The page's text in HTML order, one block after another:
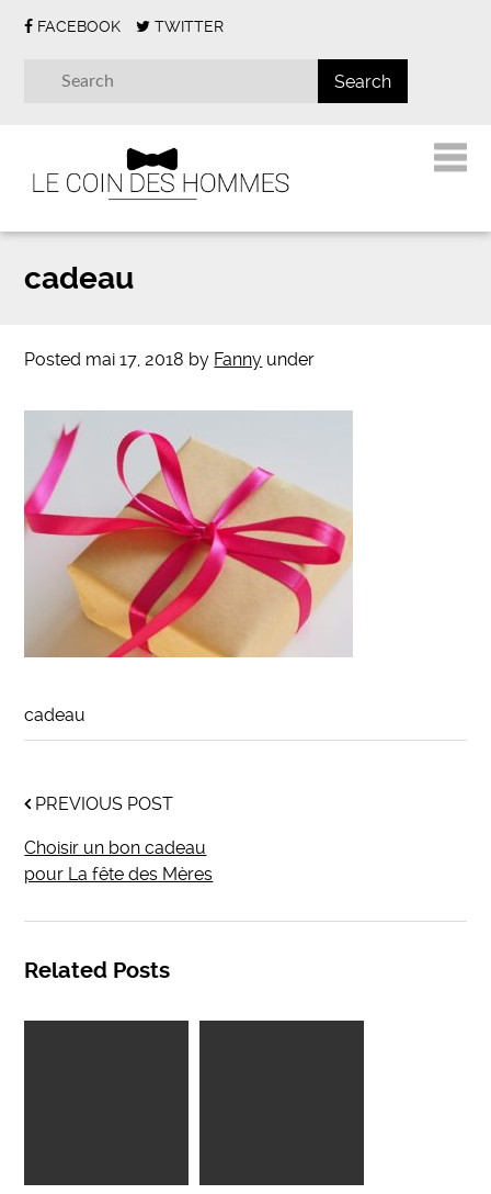
FACEBOOK TWITTER
cadeau
Posted mai 17, 2018 by Fanny under
cadeau
PREVIOUS POST
Choisir un bon cadeau
pour La fête des Mères
Related Posts